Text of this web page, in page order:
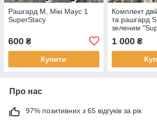
Рашгард M, Мікі Маус 1
SuperStacy
600 ₴
Купити
Комплект
та рашгард
зеленим
1 000₴
Про нас
97% позитивних з 65 відгуків за рік